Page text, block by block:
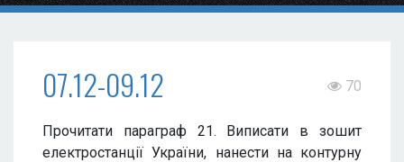
07.12-09.12 70
Прочитати параграф 21. Виписати в зошит
електростанції України, нанести на контурну